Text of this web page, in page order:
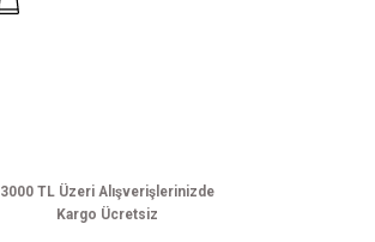
3000 TL Üzeri Alışverişlerinizde
Kargo Ücretsiz